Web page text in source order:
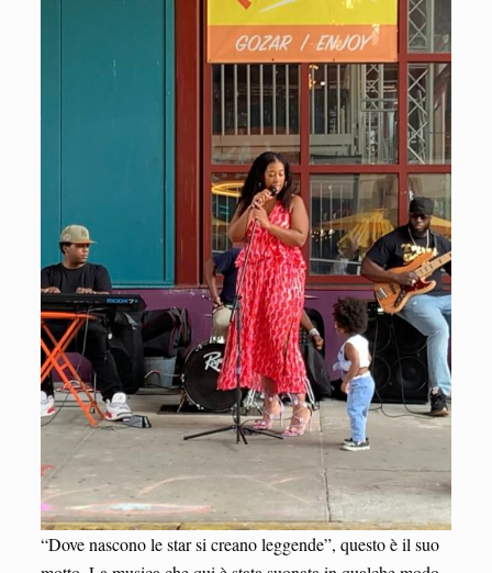
“Dove nascono le star si creano leggende”, questo è il suo